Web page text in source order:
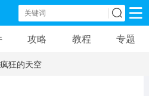
手机软件
攻略 教程 专题
狂的天空